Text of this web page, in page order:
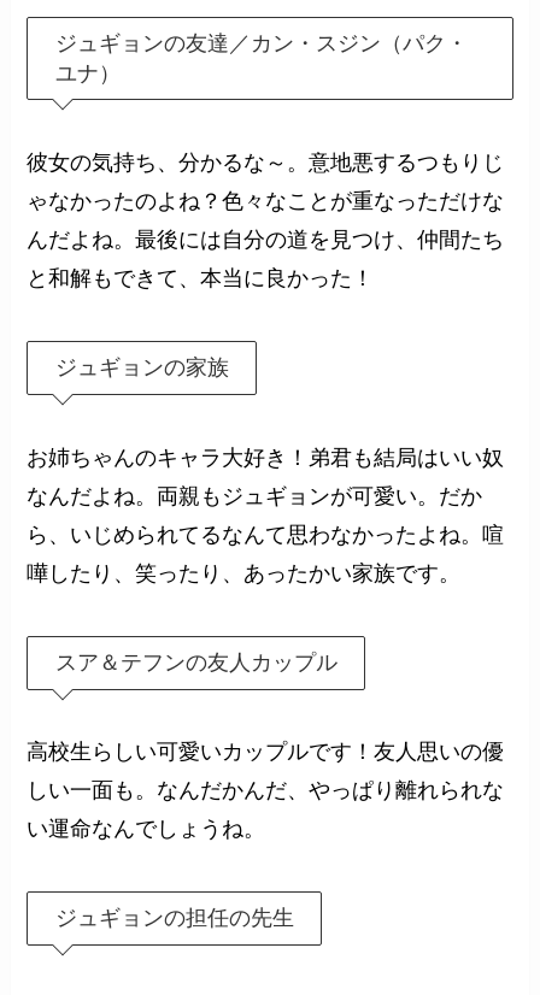
ジュギョンの友達／カン・スジン（パク・
ユナ）
彼女の気持ち、分かるな～。意地悪するつもりじ
ゃなかったのよね？色々なことが重なっただけな
んだよね。最後には自分の道を見つけ、仲間たち
と和解もできて、本当に良かった！
ジュギョンの家族
お姉ちゃんのキャラ大好き！弟君も結局はいい奴
なんだよね。両親もジュギョンが可愛い。だか
ら、いじめられてるなんて思わなかったよね。喧
嘩したり、笑ったり、あったかい家族です。
スア＆テフンの友人カップル
高校生らしい可愛いカップルです！友人思いの優
しい一面も。なんだかんだ、やっぱり離れられな
い運命なんでしょうね。
ジュギョンの担任の先生